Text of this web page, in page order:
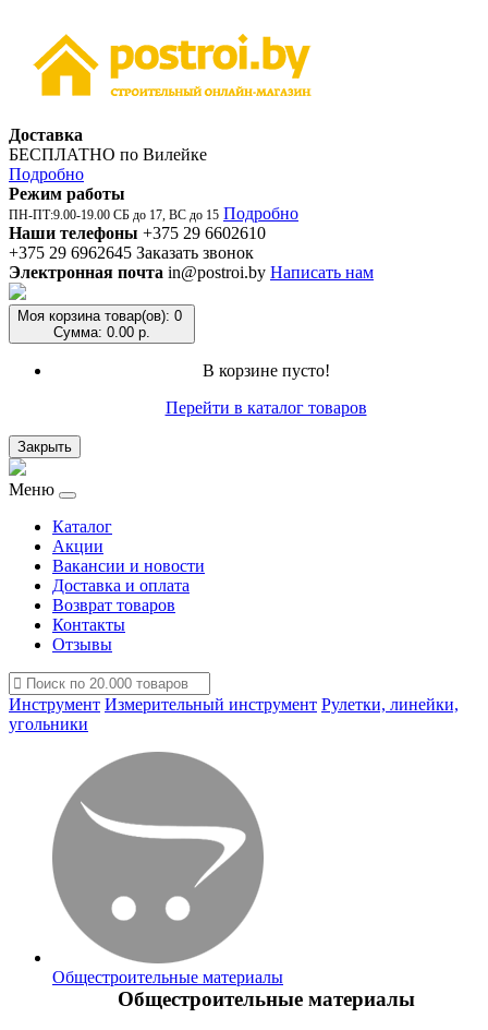
Доставка
БЕСПЛАТНО по Вилейке
Подробно
Режим работы
ПН-ПТ:9.00-19.00 СБ до 17, ВС до 15 Подробно
Наши телефоны +375 29 6602610
+375 29 6962645 Заказать звонок
Электронная почта in@postroi.by Написать нам
Моя корзина товар(ов): 0
Сумма: 0.00 р.
В корзине пусто!
Перейти в каталог товаров
Закрыть
Меню
Каталог
Акции
Вакансии и новости
Доставка и оплата
Возврат товаров
Контакты
Отзывы
Инструмент Измерительный инструмент Рулетки, линейки,
угольники
Общестроительные материалы
Общестроительные материалы